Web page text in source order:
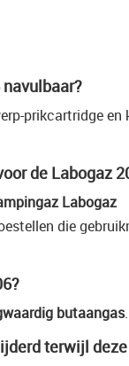
prikcartridge en
de Labogaz
Labogaz
die
butaangas.
terwijl